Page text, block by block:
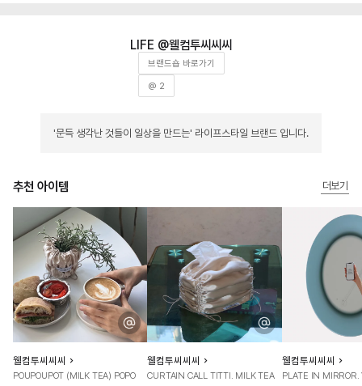
웰컴투씨씨씨
브랜드숍 바로가기
@ 2
'문득 생각난 것들이 일상을 만드는' 라이프스타일 브랜드 입니다.
추천 아이템 더보기
웰컴투씨씨씨
POUPOUPOT (MILK TEA) POPO
웰컴투씨씨씨
CURTAIN CALL TITTI. MILK TEA
웰컴투씨씨씨
PLATE IN